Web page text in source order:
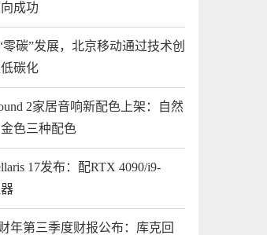
成功
零碳”发展，北京移动通过技术创
碳化
2家居音响新配色上架：自然
色三种配色
17发布：配RTX 4090/i9-
年第三季度财报公布：库克回